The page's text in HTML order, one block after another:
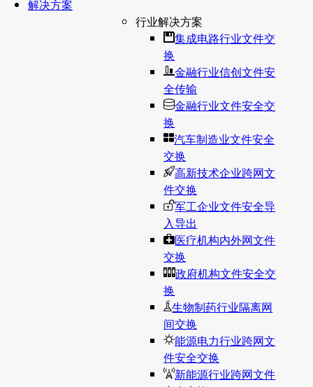
解决方案
行业解决方案
集成电路行业文件交
换
金融行业信创文件安
全传输
金融行业文件安全交
换
汽车制造业文件安全
交换
高新技术企业跨网文
件交换
军工企业文件安全导
入导出
医疗机构内外网文件
交换
政府机构文件安全交
换
生物制药行业隔离网
间交换
能源电力行业跨网文
件安全交换
新能源行业跨网文件